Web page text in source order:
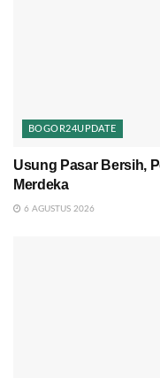
BOGOR24UPDATE
Usung Pasar Bersih,
Merdeka
6 AGUSTUS 2026